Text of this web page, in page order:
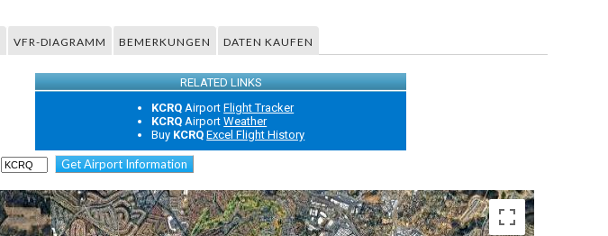
VFR-DIAGRAMM BEMERKUNGEN DATEN KAUFEN
RELATED LINKS
KCRQ AirportFlight Tracker
KCRQ AirportWeather
Buy KCRQ Excel Flight History
Get Airport Information